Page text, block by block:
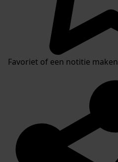
Favoriet of een notitie maken